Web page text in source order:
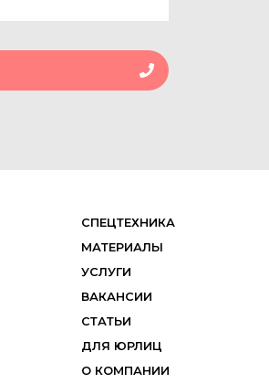
СПЕЦТЕХНИКА
МАТЕРИАЛЫ
УСЛУГИ
ВАКАНСИИ
СТАТЬИ
ДЛЯ ЮРЛИЦ
О КОМПАНИИ